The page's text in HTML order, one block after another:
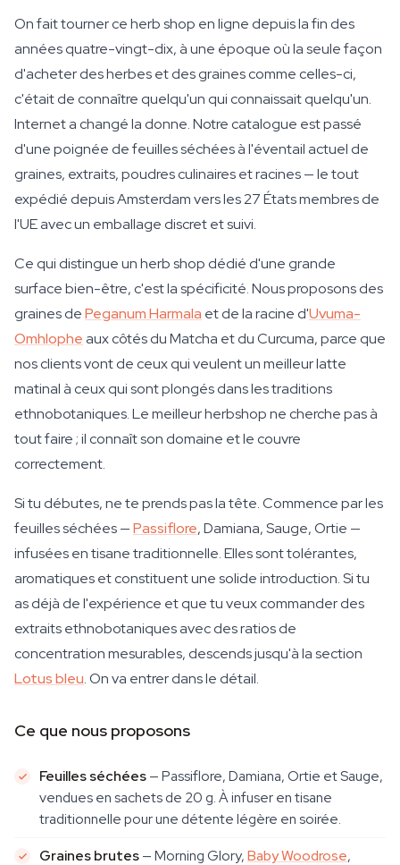
On fait tourner ce herb shop en ligne depuis la fin des
années quatre-vingt-dix, à une époque où la seule façon
d'acheter des herbes et des graines comme celles-ci,
c'était de connaître quelqu'un qui connaissait quelqu'un.
Internet a changé la donne. Notre catalogue est passé
d'une poignée de feuilles séchées à l'éventail actuel de
graines, extraits, poudres culinaires et racines — le tout
expédié depuis Amsterdam vers les 27 États membres de
l'UE avec un emballage discret et suivi.
Ce qui distingue un herb shop dédié d'une grande
surface bien-être, c'est la spécificité. Nous proposons des
graines dePeganum Harmala et de la racine d'Uvuma-
Omhlopheaux côtés du Matcha et du Curcuma, parce que
nos clients vont de ceux qui veulent un meilleur latte
matinal à ceux qui sont plongés dans les traditions
ethnobotaniques. Le meilleur herbshop ne cherche pas à
tout faire ; il connaît son domaine et le couvre
correctement.
Si tu débutes, ne te prends pas la tête. Commence par les
feuilles séchées —Passiflore, Damiana, Sauge, Ortie —
infusées en tisane traditionnelle. Elles sont tolérantes,
aromatiques et constituent une solide introduction. Si tu
as déjà de l'expérience et que tu veux commander des
extraits ethnobotaniques avec des ratios de
concentration mesurables, descends jusqu'à la section
Lotus bleu. On va entrer dans le détail.
Ce que nous proposons
Feuilles séchées— Passiflore, Damiana, Ortie et Sauge,
vendues en sachets de 20 g. À infuser en tisane
traditionnelle pour une détente légère en soirée.
Graines brutes— Morning Glory,Baby Woodrose,